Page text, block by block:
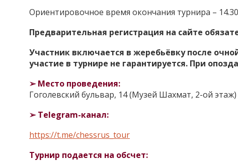
Ориентировочное время окончания турнира – 14.30
Предварительная регистрация на сайте
Участник включается в жеребьёвку после
участие в турнире не гарантируется. При
➢Место проведения:
Гоголевский бульвар, 14 (Музей Шахмат, 2-ой этаж)
➢Telegram-канал:
https://t.me/chessrus_tour
Турнир подается на обсчет: